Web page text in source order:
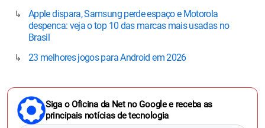
Apple dispara, Samsung perde espaço e Motorola
despenca: veja o top 10 das marcas mais usadas no
Brasil
23 melhores jogos para Android em 2026
Siga o Oficina da Net no Google e receba as
principais notícias de tecnologia